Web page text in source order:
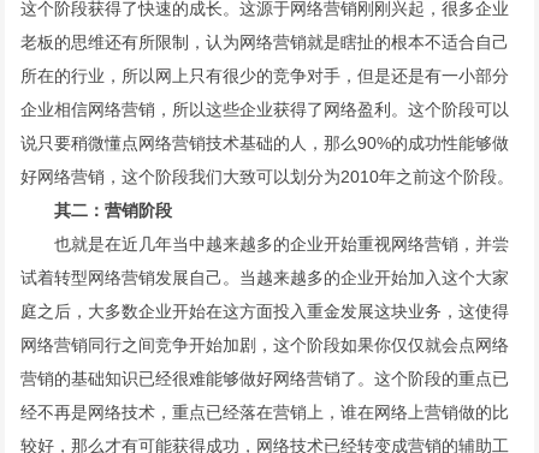
这个阶段获得了快速的成长。这源于网络营销刚刚兴起，很多企业
老板的思维还有所限制，认为网络营销就是瞎扯的根本不适合自己
所在的行业，所以网上只有很少的竞争对手，但是还是有一小部分
企业相信网络营销，所以这些企业获得了网络盈利。这个阶段可以
说只要稍微懂点网络营销技术基础的人，那么90%的成功性能够做
好网络营销，这个阶段我们大致可以划分为2010年之前这个阶段。
其二：营销阶段
也就是在近几年当中越来越多的企业开始重视网络营销，并尝
试着转型网络营销发展自己。当越来越多的企业开始加入这个大家
庭之后，大多数企业开始在这方面投入重金发展这块业务，这使得
网络营销同行之间竞争开始加剧，这个阶段如果你仅仅就会点网络
营销的基础知识已经很难能够做好网络营销了。这个阶段的重点已
经不再是网络技术，重点已经落在营销上，谁在网络上营销做的比
较好，那么才有可能获得成功，网络技术已经转变成营销的辅助工